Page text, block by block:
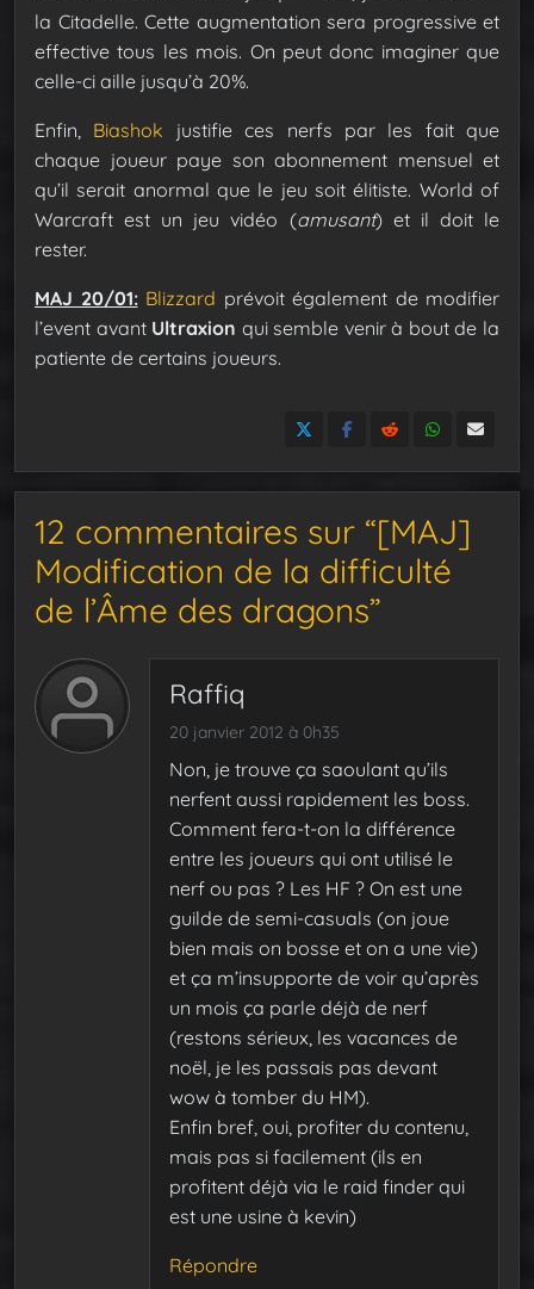
la Citadelle. Cette augmentation sera progressive et
effective tous les mois. On peut donc imaginer que
celle-ci aille jusqu’à 20%.
Enfin, Biashok justifie ces nerfs par les fait que
chaque joueur paye son abonnement mensuel et
qu’il serait anormal que le jeu soit élitiste. World of
Warcraft est un jeu vidéo (amusant) et il doit le
rester.
MAJ 20/01: Blizzard prévoit également de modifier
l’event avant Ultraxion qui semble venir à bout de la
patiente de certains joueurs.
12 commentaires sur “[MAJ]
Modification de la difficulté
de l’Âme des dragons”
Raffiq
20 janvier 2012 à 0h35
Non, je trouve ça saoulant qu’ils
nerfent aussi rapidement les boss.
Comment fera-t-on la différence
entre les joueurs qui ont utilisé le
nerf ou pas ? Les HF ? On est une
guilde de semi-casuals (on joue
bien mais on bosse et on a une vie)
et ça m’insupporte de voir qu’après
un mois ça parle déjà de nerf
(restons sérieux, les vacances de
noël, je les passais pas devant
wow à tomber du HM).
Enfin bref, oui, profiter du contenu,
mais pas si facilement (ils en
profitent déjà via le raid finder qui
est une usine à kevin)
Répondre